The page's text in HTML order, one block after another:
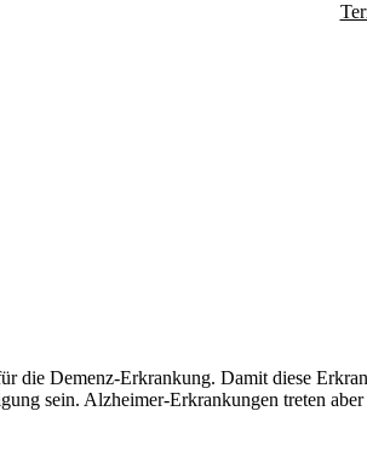
die Demenz-Erkrankung. Damit diese
sein. Alzheimer-Erkrankungen treten